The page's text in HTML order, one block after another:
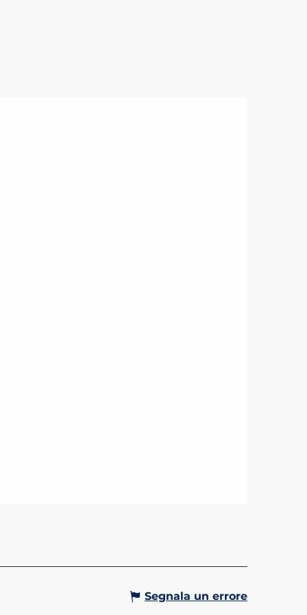
Segnala un errore